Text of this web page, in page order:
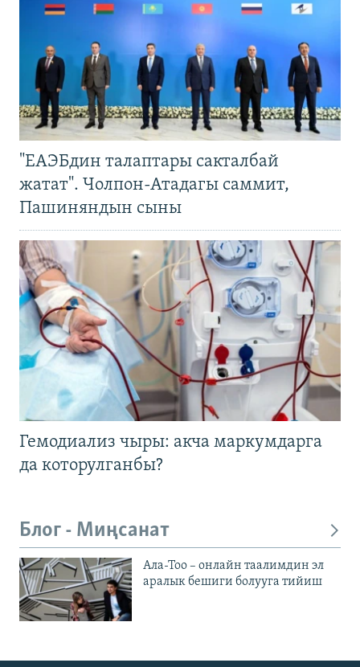
"ЕАЭБдин талаптары сакталбай
жатат". Чолпон-Атадагы саммит,
Пашиняндын сыны
Гемодиализ чыры: акча маркумдарга
да которулганбы?
Блог - Миңсанат
Ала-Тоо – онлайн таалимдин эл
аралык бешиги болууга тийиш